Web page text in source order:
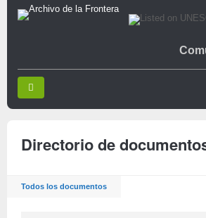
Directorio de
Todos los documentos